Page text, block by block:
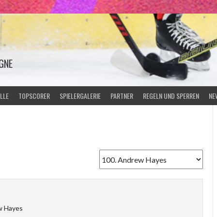
TOPSCORER SPIELERGALERIE PARTNER REGELN UND SPERREN
Hayes